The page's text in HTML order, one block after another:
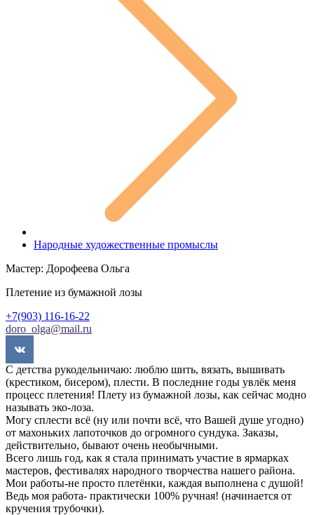
Народные художественные промыслы
Мастер: Дорофеева Ольга
Плетение из бумажной лозы
+7(903) 116-16-22
doro_olga@mail.ru
С детства рукодельничаю: люблю шить, вязать, вышивать
(крестиком, бисером), плести. В последние годы увлёк меня
процесс плетения! Плету из бумажной лозы, как сейчас модно
называть эко-лоза.
Могу сплести всё (ну или почти всё, что Вашей душе угодно)
от махоньких лапоточков до огромного сундука. Заказы,
действительно, бывают очень необычными.
Всего лишь год, как я стала принимать участие в ярмарках
мастеров, фестивалях народного творчества нашего района.
Мои работы-не просто плетёнки, каждая выполнена с душой!
Ведь моя работа- практически 100% ручная! (начинается от
кручения трубочки).